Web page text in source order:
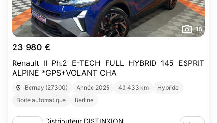
15
23 980 €
Renault II Ph.2 E-TECH FULL HYBRID 145 ESPRIT
ALPINE *GPS+VOLANT CHA
Bernay (27300) Année 2025 43 433 km
Hybride
Boîte automatique
Berline
Distributeur DISTINXION